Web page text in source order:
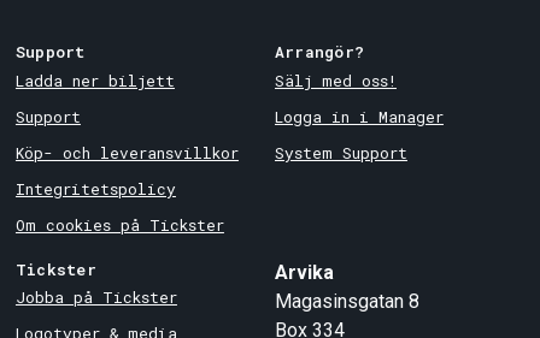
Support
Ladda ner biljett
Support
Köp- och leveransvillkor
Integritetspolicy
Om cookies på Tickster
Arrangör?
Sälj med oss!
Logga in i Manager
System Support
Tickster
Jobba på Tickster
Logotyper & media
Arvika
Magasinsgatan 8
Box 334